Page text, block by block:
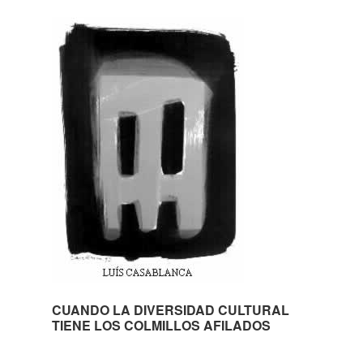
CUANDO LA DIVERSIDAD CULTURAL
TIENE LOS COLMILLOS AFILADOS